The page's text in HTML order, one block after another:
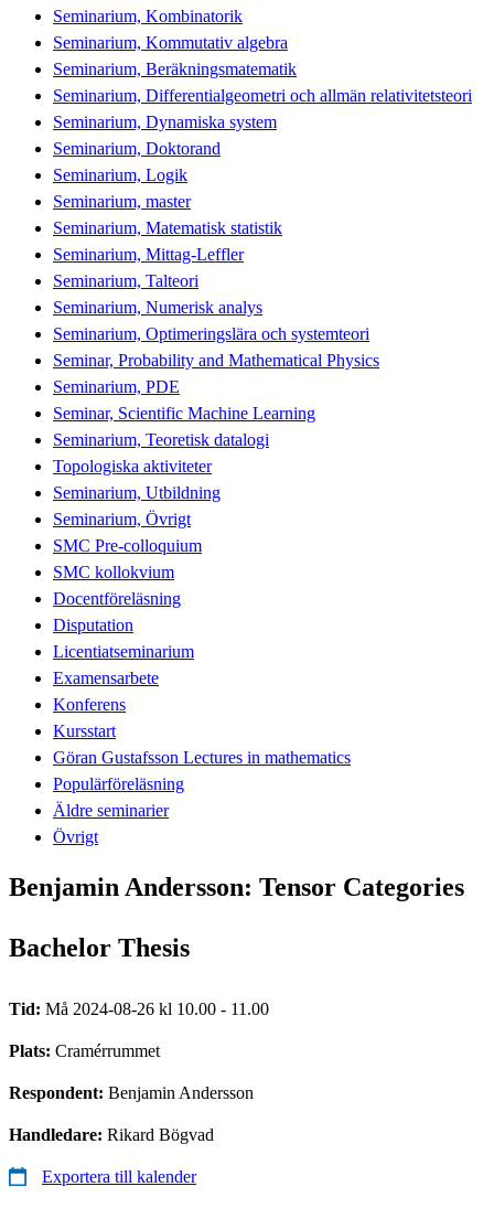
Seminarium, Kombinatorik
Seminarium, Kommutativ algebra
Seminarium, Beräkningsmatematik
Seminarium, Differentialgeometri och allmän relativitetsteori
Seminarium, Dynamiska system
Seminarium, Doktorand
Seminarium, Logik
Seminarium, master
Seminarium, Matematisk statistik
Seminarium, Mittag-Leffler
Seminarium, Talteori
Seminarium, Numerisk analys
Seminarium, Optimeringslära och systemteori
Seminar, Probability and Mathematical Physics
Seminarium, PDE
Seminar, Scientific Machine Learning
Seminarium, Teoretisk datalogi
Topologiska aktiviteter
Seminarium, Utbildning
Seminarium, Övrigt
SMC Pre-colloquium
SMC kollokvium
Docentföreläsning
Disputation
Licentiatseminarium
Examensarbete
Konferens
Kursstart
Göran Gustafsson Lectures in mathematics
Populärföreläsning
Äldre seminarier
Övrigt
Benjamin Andersson: Tensor Categories
Bachelor Thesis
Tid: Må 2024-08-26 kl 10.00 - 11.00
Plats: Cramérrummet
Respondent: Benjamin Andersson
Handledare: Rikard Bögvad
Exportera till kalender